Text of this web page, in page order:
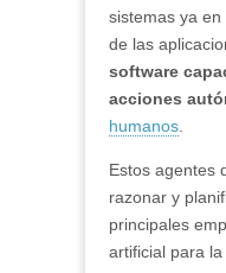
sistemas ya
de las
software
acciones
humanos
Estos agentes
razonar y
principales
artificial para la